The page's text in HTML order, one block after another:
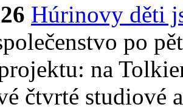
Húrinovy děti
po
na
čtvrté studiové